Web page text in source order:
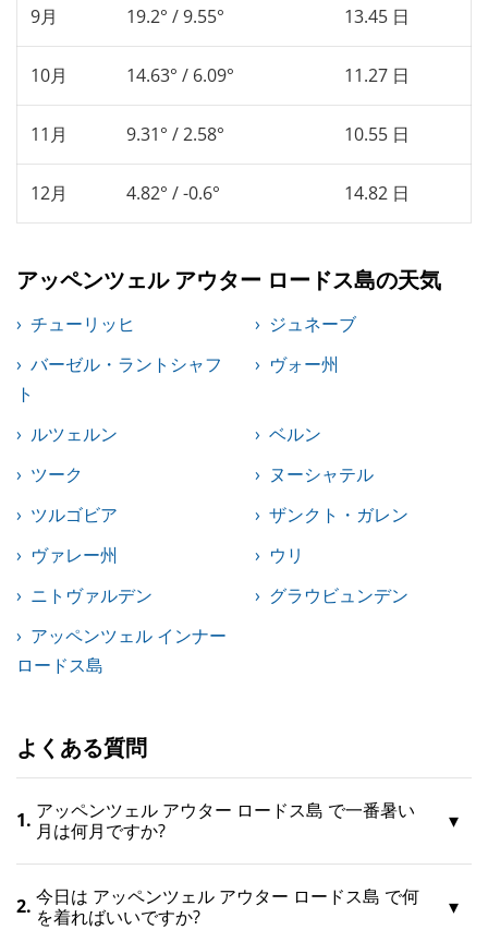
9月 19.2° / 9.55° 13.45 日
10月 14.63° / 6.09° 11.27 日
11月 9.31° / 2.58° 10.55 日
12月 4.82° / -0.6° 14.82 日
アッペンツェル アウター ロードス島の天気
チューリッヒ
ジュネーブ
バーゼル・ラントシャフ
ト
ヴォー州
ルツェルン
ベルン
ツーク
ヌーシャテル
ツルゴビア
ザンクト・ガレン
ヴァレー州
ウリ
ニトヴァルデン
グラウビュンデン
アッペンツェル インナー
ロードス島
よくある質問
1. アッペンツェル アウター ロードス島 で一番暑い
月は何月ですか?
2. 今日は アッペンツェル アウター ロードス島 で何
を着ればいいですか?